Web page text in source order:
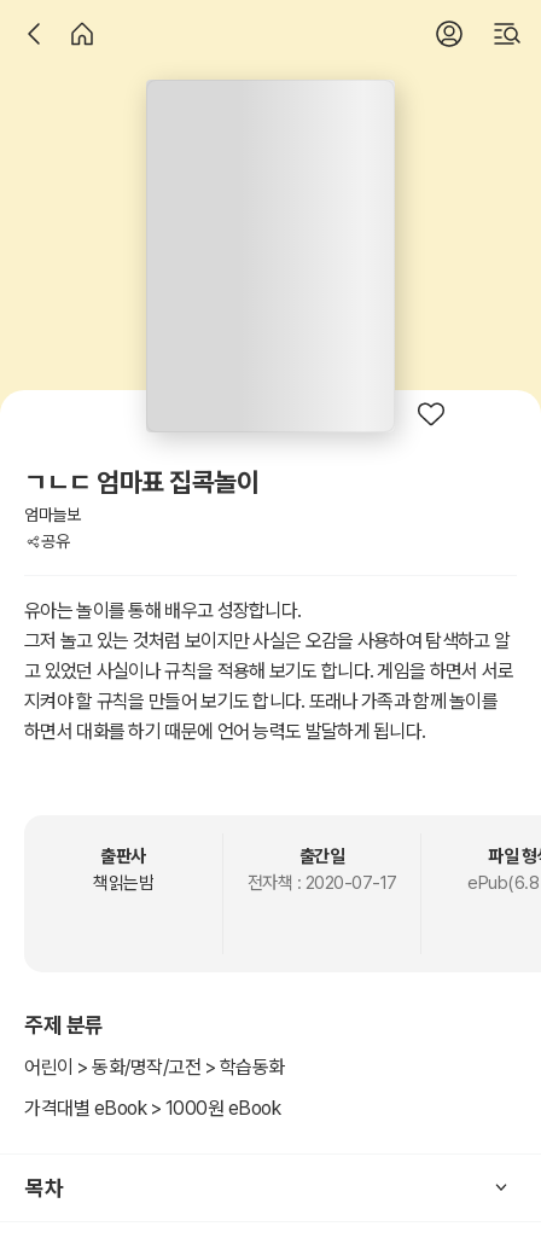
ㄱㄴㄷ 엄마표 집콕놀이
엄마늘보
공유
유아는 놀이를 통해 배우고 성장합니다.
그저 놀고 있는 것처럼 보이지만 사실은 오감을 사용하여 탐색하고 알
고 있었던 사실이나 규칙을 적용해 보기도 합니다. 게임을 하면서 서로
지켜야 할 규칙을 만들어 보기도 합니다. 또래나 가족과 함께 놀이를
하면서 대화를 하기 때문에 언어 능력도 발달하게 됩니다.
보다 집에서 굴러다니는 택배 상자 하나, 주방에서 흔히 보는 냄비 하
나가 더 신나고 재밌는 놀이 도구가 되기도 합니다.
영어표현도 담겨 있습니다. 아이들과 함께 놀이를 하며 즐거운 시간을
보내시길 바랍니다.
출판사
책읽는밤
출간일
전자책 : 2020-07-17
파일 형
ePub(6.8
주제 분류
어린이 > 동화/명작/고전 > 학습동화
가격대별 eBook > 1000원 eBook
목차